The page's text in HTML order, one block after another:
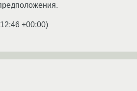
+00:00)